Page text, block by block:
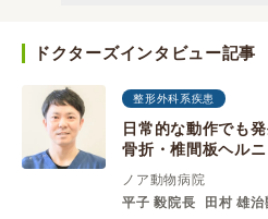
ドクターズインタビュー記事
整形外科系疾患
日常的な動作でも
骨折・椎間板ヘル
ノア動物病院
平子 毅院長
田村 雄治